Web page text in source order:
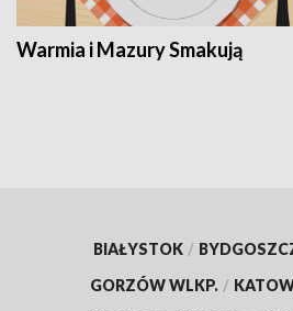
Warmia i Mazury Smakują
BIAŁYSTOK /
GORZÓW WLKP. /